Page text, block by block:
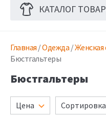
КАТАЛОГ
Главная /Одежда /Женская
Бюстгальтеры
Бюстгальтеры
Цена Сортировка